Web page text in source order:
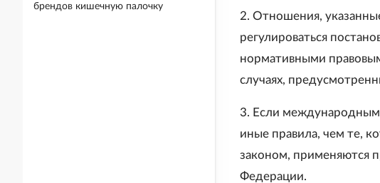
2. Отношения,
регулироваться
нормативными
случаях,
3. Если международным
иные правила, чем те,
законом, применяются
Федерации.
брендов кишечную палочку